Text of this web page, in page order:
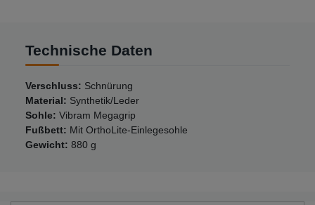
Technische Daten
Verschluss: Schnürung
Material: Synthetik/Leder
Sohle: Vibram Megagrip
Fußbett: Mit OrthoLite-Einlegesohle
Gewicht: 880 g